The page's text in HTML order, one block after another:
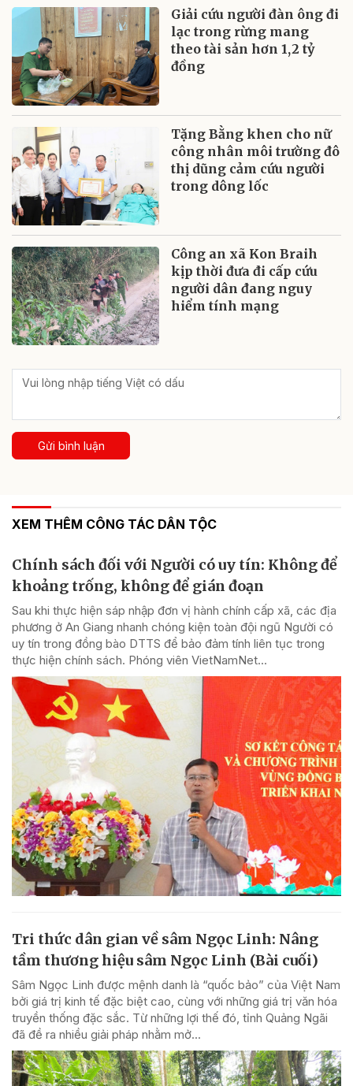
Giải cứu người đàn ông đi
lạc trong rừng mang
theo tài sản hơn 1,2 tỷ
đồng
Tặng Bằng khen cho nữ
công nhân môi trường đô
thị dũng cảm cứu người
trong dông lốc
Công an xã Kon Braih
kịp thời đưa đi cấp cứu
người dân đang nguy
hiểm tính mạng
Gửi bình luận
XEM THÊM CÔNG TÁC DÂN TỘC
Chính sách đối với Người có uy tín: Không để
khoảng trống, không để gián đoạn
Sau khi thực hiện sáp nhập đơn vị hành chính cấp xã, các địa
phương ở An Giang nhanh chóng kiện toàn đội ngũ Người có
uy tín trong đồng bào DTTS để bảo đảm tính liên tục trong
thực hiện chính sách. Phóng viên VietNamNet...
Tri thức dân gian về sâm Ngọc Linh: Nâng
tầm thương hiệu sâm Ngọc Linh (Bài cuối)
Sâm Ngọc Linh được mệnh danh là “quốc bảo” của Việt Nam
bởi giá trị kinh tế đặc biệt cao, cùng với những giá trị văn hóa
truyền thống đặc sắc. Từ những lợi thế đó, tỉnh Quảng Ngãi
đã đề ra nhiều giải pháp nhằm mở...